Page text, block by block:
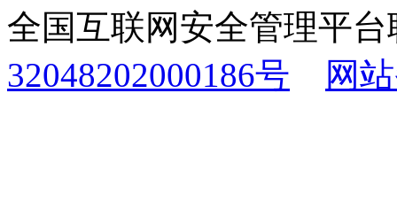
全国互联网安全管理平
32048202000186号
网